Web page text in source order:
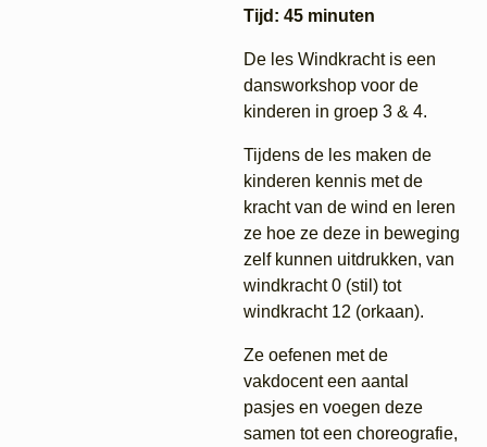
Tijd: 45 minuten
De les Windkracht is een
dansworkshop voor de
kinderen in groep 3 & 4.
Tijdens de les maken de
kinderen kennis met de
kracht van de wind en leren
ze hoe ze deze in beweging
zelf kunnen uitdrukken, van
windkracht 0 (stil) tot
windkracht 12 (orkaan).
Ze oefenen met de
vakdocent een aantal
pasjes en voegen deze
samen tot een choreografie,